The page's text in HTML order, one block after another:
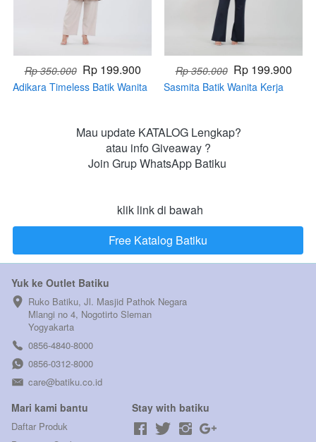
Rp 350.000 Rp 199.900
Adikara Timeless Batik Wanita
Rp 350.000 Rp 199.900
Sasmita Batik Wanita Kerja
Mau update KATALOG Lengkap?
atau info Giveaway ?
Join Grup WhatsApp Batiku
klik link di bawah
`Free Katalog Batiku
Yuk ke Outlet Batiku
Ruko Batiku, Jl. Masjid Pathok Negara
Mlangi no 4, Nogotirto Sleman
Yogyakarta
0856-4840-8000
0856-0312-8000
care@batiku.co.id
Mari kami bantu
Daftar Produk
Stay with batiku